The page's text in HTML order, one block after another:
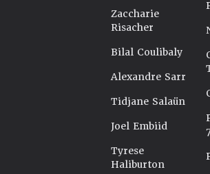
Zaccharie
Risacher
Bilal Coulibaly
Alexandre Sarr
Tidjane Salaün
Joel Embiid
Tyrese
Haliburton